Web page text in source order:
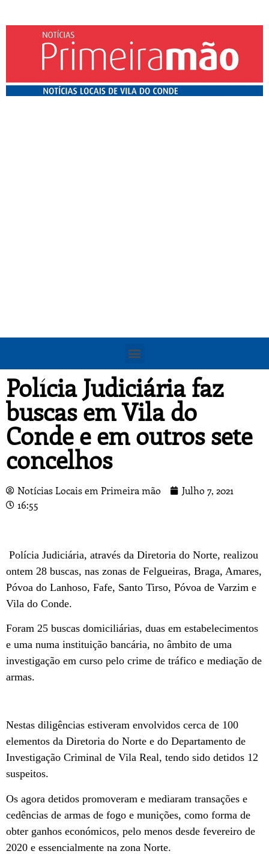
Polícia Judiciária faz
buscas em Vila do
Conde e em outros sete
concelhos
Notícias Locais em Primeira mão
Julho 7, 2021
16:55
Polícia Judiciária, através da Diretoria do Norte, realizou
ontem 28 buscas, nas zonas de Felgueiras, Braga, Amares,
Póvoa do Lanhoso, Fafe, Santo Tirso, Póvoa de Varzim e
Vila do Conde.
Foram 25 buscas domiciliárias, duas em estabelecimentos
e uma numa instituição bancária, no âmbito de uma
investigação em curso pelo crime de tráfico e mediação de
armas.
Nestas diligências estiveram envolvidos cerca de 100
elementos da Diretoria do Norte e do Departamento de
Investigação Criminal de Vila Real, tendo sido detidos 12
suspeitos.
Os agora detidos promoveram e mediaram transações e
cedências de armas de fogo e munições, como forma de
obter ganhos económicos, pelo menos desde fevereiro de
2020 e essencialmente na zona Norte.